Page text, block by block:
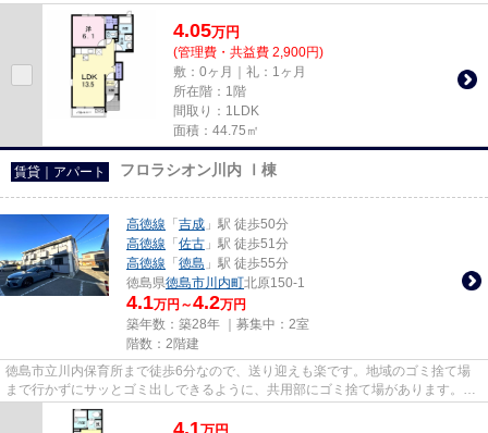
などが備え付けられているの...
4.05万円
(管理費・共益費 2,900円)
敷：0ヶ月｜礼：1ヶ月
所在階：1階
間取り：1LDK
面積：44.75㎡
賃貸｜アパート フロラシオン川内 Ⅰ棟
高徳線 「 吉成 」駅 徒歩50分
高徳線 「 佐古 」駅 徒歩51分
高徳線 「 徳島 」駅 徒歩55分
徳島県徳島市川内町北原150-1
4.1万円～4.2万円
築年数：築28年 ｜募集中： 2室
階数：2階建
徳島市立川内保育所まで徒歩6分なので、送り迎えも楽です。地域のゴミ捨て場
まで行かずにサッとゴミ出しできるように、共用部にゴミ捨て場があります。眺
めの良い物件です。通風良好で...
4.1